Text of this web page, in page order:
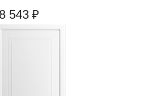
543 ₽